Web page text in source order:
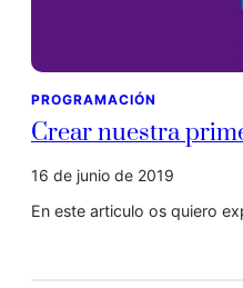
PROGRAMACIÓN
Crear nuestra
16 de junio de 2019
En este articulo os quiero